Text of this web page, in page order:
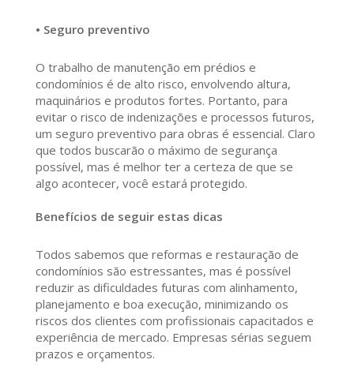
• Seguro preventivo
O trabalho de manutenção em prédios e
condomínios é de alto risco, envolvendo altura,
maquinários e produtos fortes. Portanto, para
evitar o risco de indenizações e processos futuros,
um seguro preventivo para obras é essencial. Claro
que todos buscarão o máximo de segurança
possível, mas é melhor ter a certeza de que se
algo acontecer, você estará protegido.
Benefícios de seguir estas dicas
Todos sabemos que reformas e restauração de
condomínios são estressantes, mas é possível
reduzir as dificuldades futuras com alinhamento,
planejamento e boa execução, minimizando os
riscos dos clientes com profissionais capacitados e
experiência de mercado. Empresas sérias seguem
prazos e orçamentos.